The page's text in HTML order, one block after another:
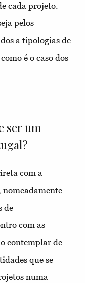
cada projeto.
pelos
a tipologias de
é o caso dos
ser um
com a
de
com as
contemplar de
que se
numa